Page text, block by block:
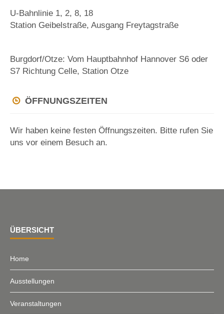
U-Bahnlinie 1, 2, 8, 18
Station Geibelstraße, Ausgang Freytagstraße
Burgdorf/Otze: Vom Hauptbahnhof Hannover S6 oder
S7 Richtung Celle, Station Otze
ÖFFNUNGSZEITEN
Wir haben keine festen Öffnungszeiten. Bitte rufen Sie
uns vor einem Besuch an.
ÜBERSICHT
Home
Ausstellungen
Veranstaltungen